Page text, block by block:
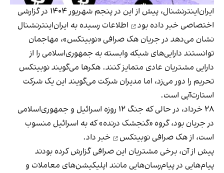
ایران‌اینترنشنال، پیش از این در پنجم شهریور ۱۴۰۴
در گزارشی
اختصاصی خبر داده بود
اطلاعات رسیده به ایران‌اینترنشنال
نشان می‌دهد در جریان هک صرافی «نوبیتکس»، مهاجمان
توانستند دارایی‌های شبکه وابسته به جمهوری‌اسلامی را از
دارایی مشتریان عادی متمایز کنند. هکرها می‌گویند نوبیتکس
تحریم را دور می‌زد، اما مدیران شرکت می‌گویند این یک شرکت
استارت‌آپی است.
۲۸ خرداد، در حالی که جنگ ۱۲ روزه اسرائیل و جمهوری‌اسلامی
در جریان بود، گروه «گنجشک‌ درنده» که به اسرائیل منسوب
است، ازهک صرافی نوبیتکس
خبر داد.
پیش از آن، برخی مشتریان این صرافی گزارش کرده بودند
پیام‌هایی در پیام‌رسان‌هایی مانند اپلیکیشن‌های معاملات و